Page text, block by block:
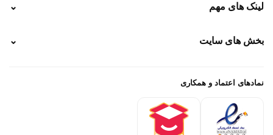
نحوه پرداخت
راهنمای سفارش
لینک های مهم ⌄
رهگیری تیپاکس
خرید لباس جدید بارسلونا 2025/2026
بخش های سایت ⌄
پرداخت باز
تماس با ما
نمادهای اعتماد و همکاری